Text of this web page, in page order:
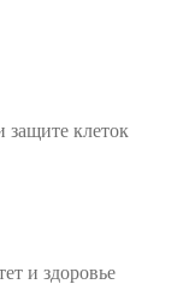
защите клеток
и здоровье